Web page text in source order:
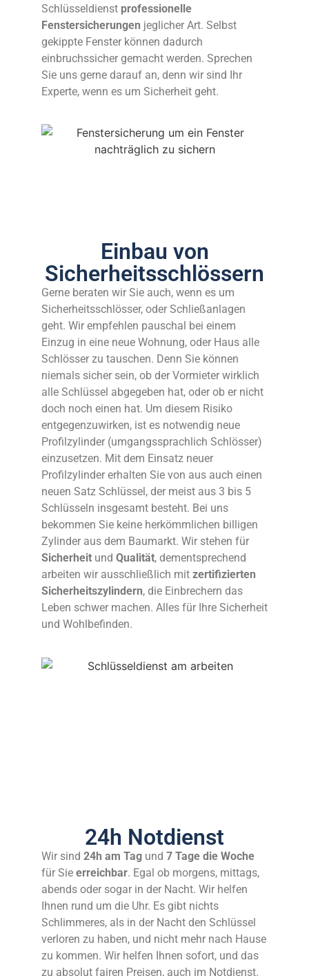
Schlüsseldienst professionelle
Fenstersicherungen jeglicher Art. Selbst
gekippte Fenster können dadurch
einbruchssicher gemacht werden. Sprechen
Sie uns gerne darauf an, denn wir sind Ihr
Experte, wenn es um Sicherheit geht.
Einbau von
Sicherheitsschlössern
Gerne beraten wir Sie auch, wenn es um
Sicherheitsschlösser, oder Schließanlagen
geht. Wir empfehlen pauschal bei einem
Einzug in eine neue Wohnung, oder Haus alle
Schlösser zu tauschen. Denn Sie können
niemals sicher sein, ob der Vormieter wirklich
alle Schlüssel abgegeben hat, oder ob er nicht
doch noch einen hat. Um diesem Risiko
entgegenzuwirken, ist es notwendig neue
Profilzylinder (umgangssprachlich Schlösser)
einzusetzen. Mit dem Einsatz neuer
Profilzylinder erhalten Sie von aus auch einen
neuen Satz Schlüssel, der meist aus 3 bis 5
Schlüsseln insgesamt besteht. Bei uns
bekommen Sie keine herkömmlichen billigen
Zylinder aus dem Baumarkt. Wir stehen für
Sicherheit und Qualität, dementsprechend
arbeiten wir ausschließlich mit zertifizierten
Sicherheitszylindern, die Einbrechern das
Leben schwer machen. Alles für Ihre Sicherheit
und Wohlbefinden.
24h Notdienst
Wir sind 24h am Tag und 7 Tage die Woche
für Sie erreichbar. Egal ob morgens, mittags,
abends oder sogar in der Nacht. Wir helfen
Ihnen rund um die Uhr. Es gibt nichts
Schlimmeres, als in der Nacht den Schlüssel
verloren zu haben, und nicht mehr nach Hause
zu kommen. Wir helfen Ihnen sofort, und das
zu absolut fairen Preisen, auch im Notdienst.